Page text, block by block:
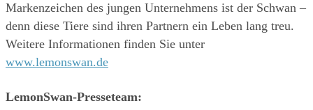
Markenzeichen des jungen Unternehmens ist der Schwan –
denn diese Tiere sind ihren Partnern ein Leben lang treu.
www.lemonswan.de
LemonSwan-Presseteam: